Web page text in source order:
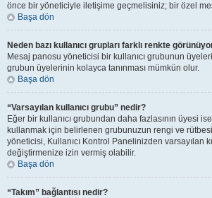
önce bir yöneticiyle iletişime geçmelisiniz; bir özel
Başa dön
Neden bazı kullanıcı grupları farklı renkte
Mesaj panosu yöneticisi bir kullanıcı grubunun
grubun üyelerinin kolayca tanınması mümkün olur.
Başa dön
“Varsayılan kullanıcı grubu” nedir?
Eğer bir kullanıcı grubundan daha fazlasının üyesi
kullanmak için belirlenen grubunuzun rengi ve
yöneticisi, Kullanıcı Kontrol Panelinizden varsayılan
değiştirmenize izin vermiş olabilir.
Başa dön
“Takım” bağlantısı nedir?